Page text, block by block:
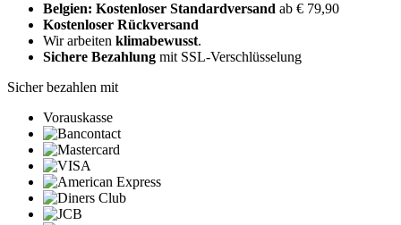
Belgien: Kostenloser Standardversand ab € 79,90
Kostenloser Rückversand
Wir arbeiten klimabewusst.
Sichere Bezahlung mit SSL-Verschlüsselung
Sicher bezahlen mit
Vorauskasse